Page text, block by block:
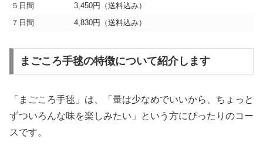
５日間
3,450円（送料込み）
７日間
4,830円（送料込み）
まごころ手毬の特徴について紹介します
「まごころ手毬」は、「量は少なめでいいから、ちょっと
ずついろんな味を楽しみたい」という方にぴったりのコー
スです。